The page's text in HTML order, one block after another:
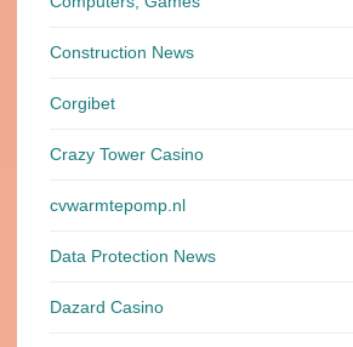
Construction News
Corgibet
Crazy Tower Сasino
cvwarmtepomp.nl
Data Protection News
Dazard Casino